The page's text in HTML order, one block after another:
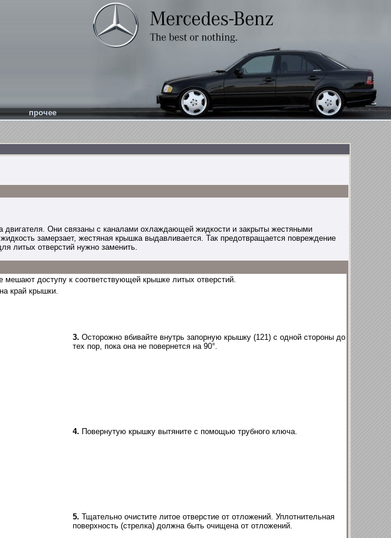
прочее
двигателя. Они связаны с каналами охлаждающей жидкости и закрыты жестяными
замерзает, жестяная крышка выдавливается. Так предотвращается повреждение
литых отверстий нужно заменить.
мешают доступу к соответствующей крышке литых отверстий.
край крышки.
3. Осторожно вбивайте внутрь запорную крышку (121) с одной стороны до
тех пор, пока она не повернется на 90°.
4. Повернутую крышку вытяните с помощью трубного ключа.
5. Тщательно очистите литое отверстие от отложений. Уплотнительная
поверхность (стрелка) должна быть очищена от отложений.